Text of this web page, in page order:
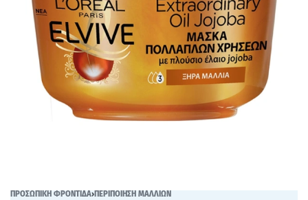
ΠΡΟΣΩΠΙΚΗ ΦΡΟΝΤΙΔΑ›ΠΕΡΙΠΟΙΗΣΗ ΜΑΛΛΙΩΝ